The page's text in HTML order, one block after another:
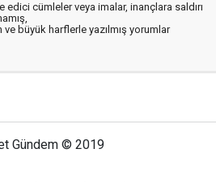
edici cümleler veya imalar, inançlara saldırı
büyük harflerle yazılmış yorumlar
Gündem © 2019